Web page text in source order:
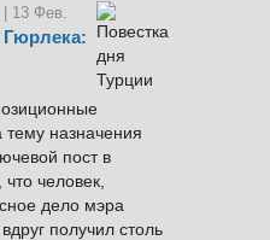
| 13 Фев.
Гюрлека:
назначения
пост в
человек,
дело мэра
получил столь